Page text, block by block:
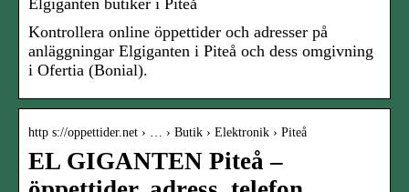
Elgiganten butiker i Piteå
Kontrollera online öppettider och adresser på
anläggningar Elgiganten i Piteå och dess omgivning
i Ofertia (Bonial).
http s://oppettider.net › … › Butik › Elektronik › Piteå
EL GIGANTEN Piteå –